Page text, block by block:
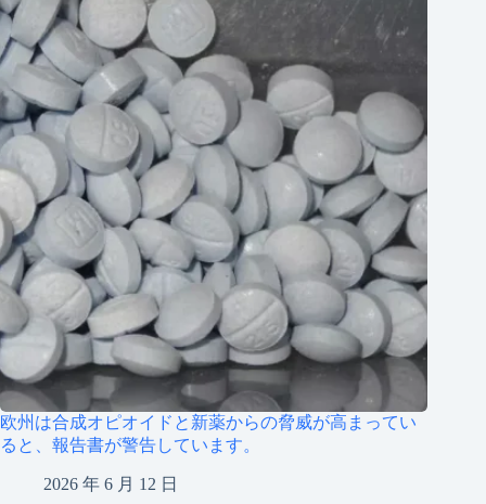
欧州は合成オピオイドと新薬からの脅威が高まってい
ると、報告書が警告しています。
2026 年 6 月 12 日